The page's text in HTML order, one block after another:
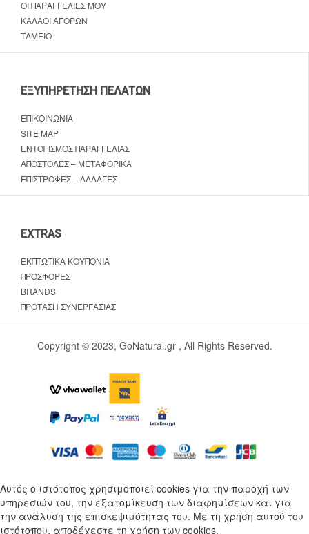
ΟΙ ΠΑΡΑΓΓΕΛΊΕΣ ΜΟΥ
ΚΑΛΆΘΙ ΑΓΟΡΏΝ
ΤΑΜΕΊΟ
ΕΞΥΠΗΡΈΤΗΣΗ ΠΕΛΑΤΏΝ
ΕΠΙΚΟΙΝΩΝΊΑ
SITE MAP
ΕΝΤΟΠΙΣΜΌΣ ΠΑΡΑΓΓΕΛΊΑΣ
ΑΠΟΣΤΟΛΈΣ – ΜΕΤΑΦΟΡΙΚΆ
ΕΠΙΣΤΡΟΦΈΣ – ΑΛΛΑΓΈΣ
EXTRAS
ΕΚΠΤΩΤΙΚΆ ΚΟΥΠΌΝΙΑ
ΠΡΟΣΦΟΡΈΣ
BRANDS
ΠΡΌΤΑΣΗ ΣΥΝΕΡΓΑΣΊΑΣ
Copyright © 2023, GoNatural.gr , All Rights Reserved.
Αυτός ο ιστότοπος χρησιμοποιεί cookies για την παροχή των
υπηρεσιών του, την εξατομίκευση των διαφημίσεων και για
την ανάλυση της επισκεψιμότητας του. Με τη χρήση αυτού του
ιστότοπου, αποδέχεστε τη χρήση των cookies.